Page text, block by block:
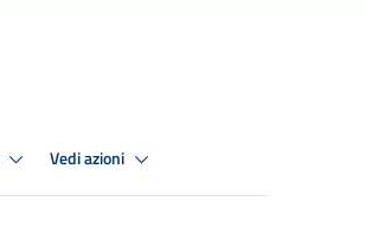
Vedi azioni